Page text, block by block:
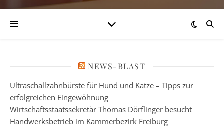
NEWS-BLAST
Ultraschallzahnbürste für Hund und Katze – Tipps zur
erfolgreichen Eingewöhnung
Wirtschaftsstaatssekretär Thomas Dörflinger besucht
Handwerksbetrieb im Kammerbezirk Freiburg